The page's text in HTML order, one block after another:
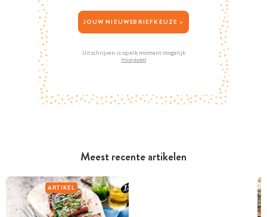
Meest recente artikelen
ARTIKEL
JOUW NIEUWSBRIEFKEUZE >
Uitschrijven is op elk moment mogelijk
Privacybeleid